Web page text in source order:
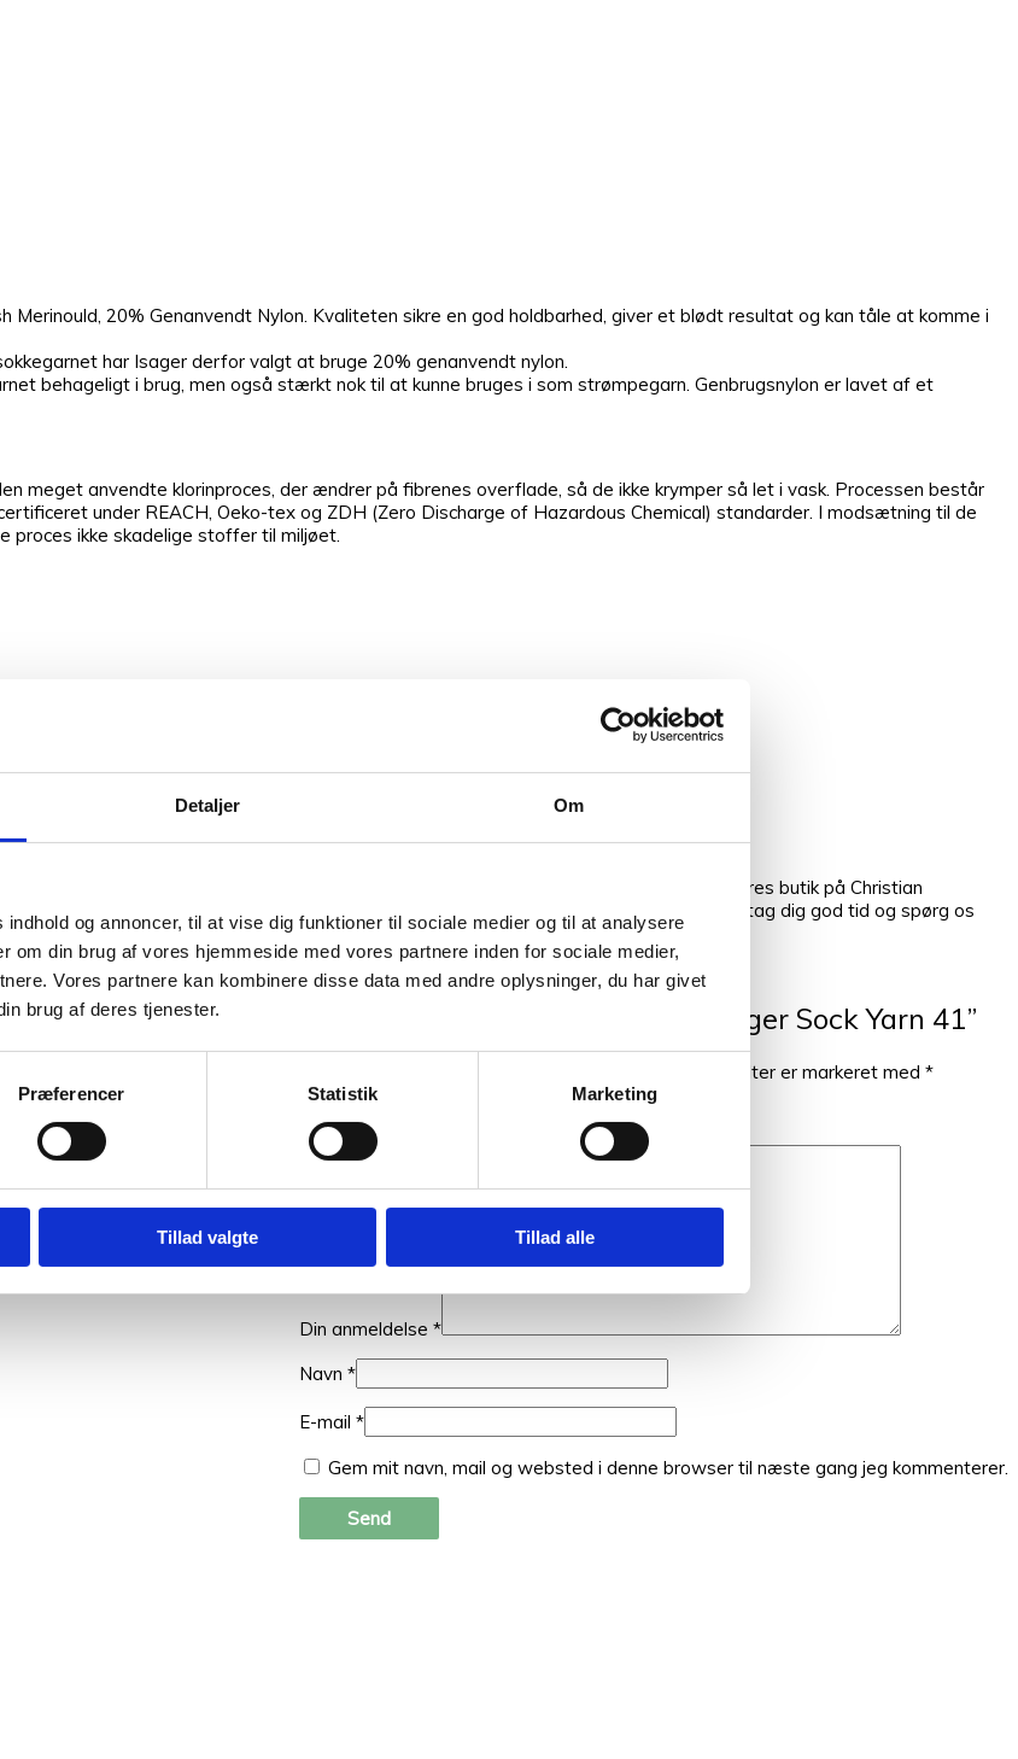
Detaljer Om
og annoncer, til at vise dig funktioner til sociale medier og til at analysere
om din brug af vores hjemmeside med vores partnere inden for sociale medier,
Vores partnere kan kombinere disse data med andre oplysninger, du har givet
brug af deres tjenester.
Præferencer Statistik Marketing
Tillad valgte Tillad alle
Merinould, 20% Genanvendt Nylon. Kvaliteten sikre en god holdbarhed, giver et blødt resultat og kan tåle at komme i
har Isager derfor valgt at bruge 20% genanvendt nylon.
behageligt i brug, men også stærkt nok til at kunne bruges i som strømpegarn. Genbrugsnylon er lavet af et
meget anvendte klorinproces, der ændrer på fibrenes overflade, så de ikke krymper så let i vask. Processen består
under REACH, Oeko-tex og ZDH (Zero Discharge of Hazardous Chemical) standarder. I modsætning til de
proces ikke skadelige stoffer til miljøet.
i vask, men kan tåle vaskemaskine op til 30 grader.
Så hvis du vil have syn for sagen og mærke garnet mellem fingrene, så kom forbi vores butik på Christian
substituter at vælge i mellem. Det kan være svært at vælge netop den rigtige farve, så tag dig god tid og spørg os
er på sikker vej med dine fremtidige strikkeeventyr.
Vær den første til at anmelde “Isager Sock Yarn 41”
Krævede felter er markeret med *
Din anmeldelse *
Navn *
E-mail *
Gem mit navn, mail og websted i denne browser til næste gang jeg kommenterer.